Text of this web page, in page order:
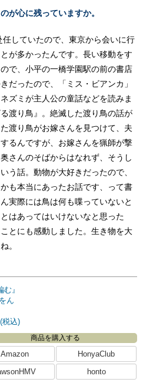
む』
ん
税込)
商品を購入する
Amazon
HonyaClub
honto
心に残っていますか。
していたので、東京から会いに行
が多かったんです。長い移動をす
で、小平の一橋学園駅の前の書店
だったので、「ミス・ビアンカ」
ズミが主人公の童話などを読みま
渡り鳥』。絶滅した渡り鳥の話が
渡り鳥がお嫁さんを見つけて、夫
るんですが、お嫁さんを猟師が撃
さんのそばからはなれず、そうし
う話。動物が大好きだったので、
も本当にあったお話です、って書
実際には鳥は何も喋っていないと
はあってはいけないなと思った
とにも感動しました。生き物を大
。